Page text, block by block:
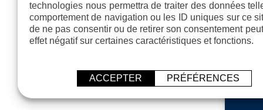
technologies nous permettra de traiter des données
comportement de navigation ou les ID uniques sur ce
de ne pas consentir ou de retirer son consentement
effet négatif sur certaines caractéristiques et fonctions.
ACCEPTER PRÉFÉRENCES